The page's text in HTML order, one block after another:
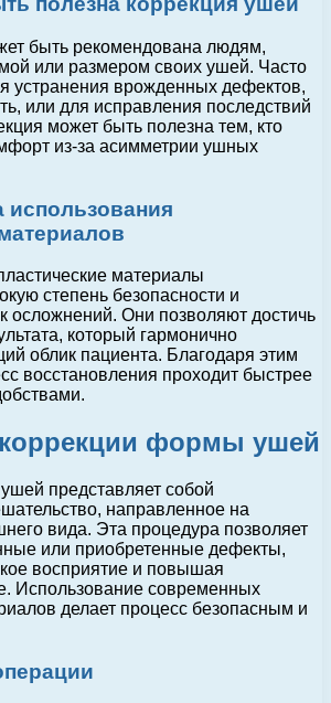
быть рекомендована людям,
или размером своих ушей. Часто
устранения врожденных дефектов,
или для исправления последствий
может быть полезна тем, кто
из-за асимметрии ушных
материалы
степень безопасности и
осложнений. Они позволяют достичь
который гармонично
облик пациента. Благодаря этим
восстановления проходит быстрее
формы ушей
представляет собой
направленное на
вида. Эта процедура позволяет
или приобретенные дефекты,
восприятие и повышая
Использование современных
делает процесс безопасным и